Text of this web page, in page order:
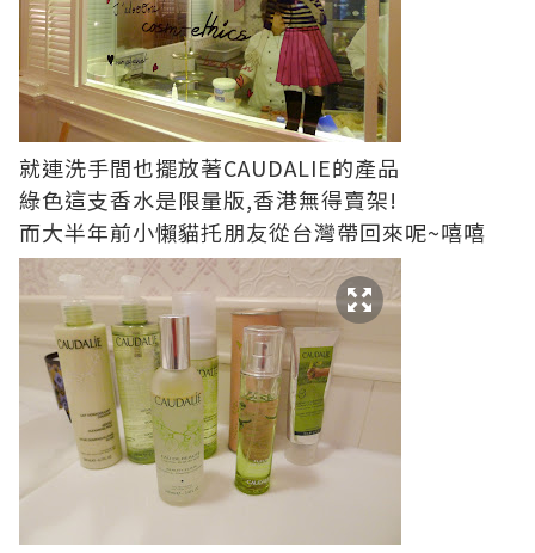
就連洗手間也擺放著CAUDALIE的產品
綠色這支香水是限量版,香港無得賣架!
而大半年前小懶貓托朋友從台灣帶回來呢~嘻嘻